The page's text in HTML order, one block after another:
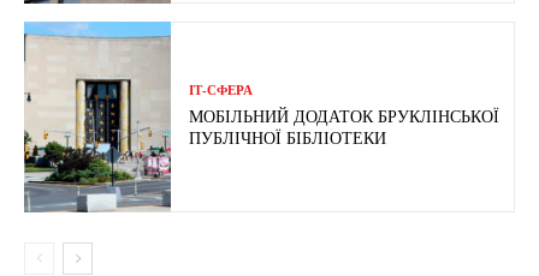
ІТ-СФЕРА
МОБІЛЬНИЙ ДОДАТОК БРУКЛІНСЬКОЇ
ПУБЛІЧНОЇ БІБЛІОТЕКИ